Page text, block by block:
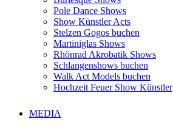
Pole Dance Shows
Show Künstler Acts
Stelzen Gogos buchen
Martiniglas Shows
Rhönrad Akrobatik Shows
Schlangenshows buchen
Walk Act Models buchen
Hochzeit Feuer Show Künstler
MEDIA